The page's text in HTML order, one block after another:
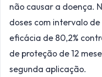
não causar a doença.
doses com intervalo
eficácia de 80,2%
de proteção de 12
segunda aplicação.